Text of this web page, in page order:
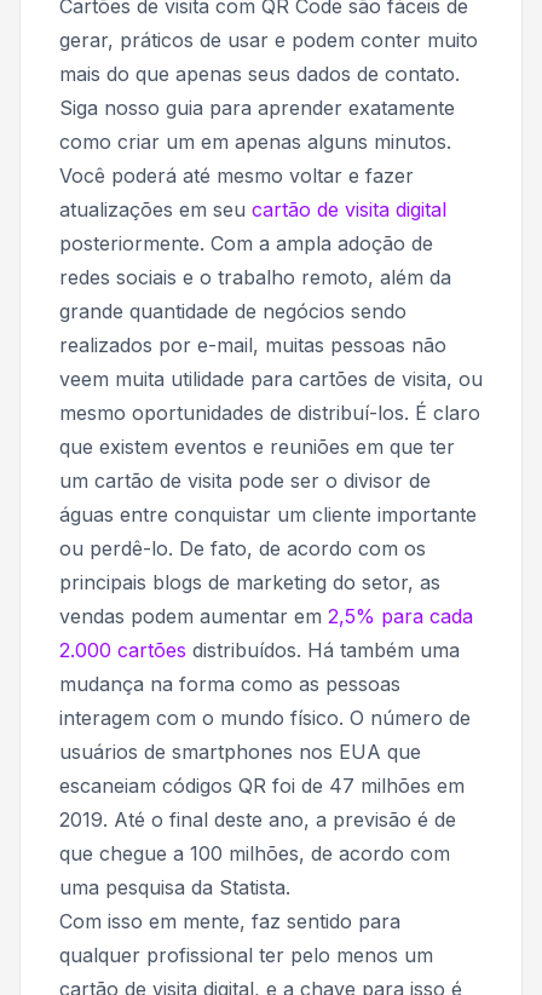
Cartões de visita com QR Code são fáceis de
gerar, práticos de usar e podem conter muito
mais do que apenas seus dados de contato.
Siga nosso guia para aprender exatamente
como criar um em apenas alguns minutos.
Você poderá até mesmo voltar e fazer
atualizações em seu cartão de visita digital
posteriormente. Com a ampla adoção de
redes sociais e o trabalho remoto, além da
grande quantidade de negócios sendo
realizados por e-mail, muitas pessoas não
veem muita utilidade para cartões de visita, ou
mesmo oportunidades de distribuí-los. É claro
que existem eventos e reuniões em que ter
um cartão de visita pode ser o divisor de
águas entre conquistar um cliente importante
ou perdê-lo. De fato, de acordo com os
principais blogs de marketing do setor, as
vendas podem aumentar em 2,5% para cada
2.000 cartões distribuídos. Há também uma
mudança na forma como as pessoas
interagem com o mundo físico. O número de
usuários de smartphones nos EUA que
escaneiam códigos QR foi de 47 milhões em
2019. Até o final deste ano, a previsão é de
que chegue a 100 milhões, de acordo com
uma pesquisa da Statista.
Com isso em mente, faz sentido para
qualquer profissional ter pelo menos um
cartão de visita digital, e a chave para isso é